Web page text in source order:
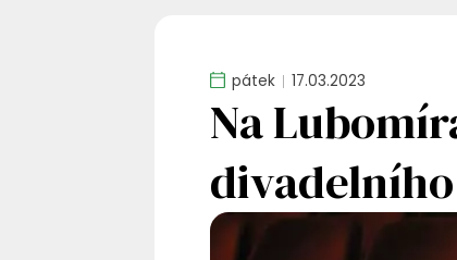
pátek 17.03.2023
Na